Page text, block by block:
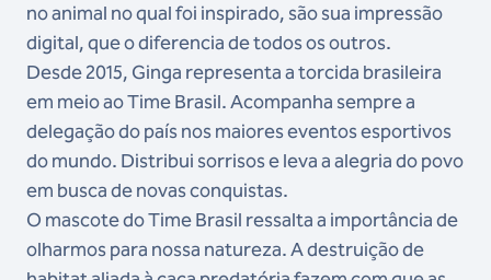
no animal no qual foi inspirado, são sua impressão
digital, que o diferencia de todos os outros.
Desde 2015, Ginga representa a torcida brasileira
em meio ao Time Brasil. Acompanha sempre a
delegação do país nos maiores eventos esportivos
do mundo. Distribui sorrisos e leva a alegria do povo
em busca de novas conquistas.
O mascote do Time Brasil ressalta a importância de
olharmos para nossa natureza. A destruição de